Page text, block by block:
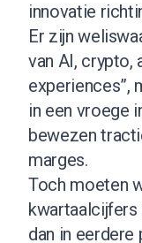
innovatie
Er zijn
van AI, crypto,
experiences”,
in een vroege
bewezen
marges.
Toch moeten
dan in